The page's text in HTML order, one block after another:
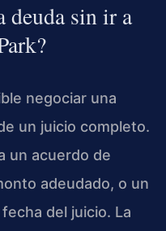
deuda sin ir a
negociar una
un juicio completo.
un acuerdo de
adeudado, o un
del juicio. La